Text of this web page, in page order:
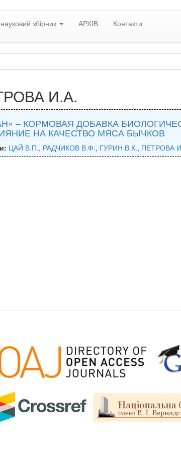
збірник АРХІВ Контакти
И.А.
– КОРМОВАЯ ДОБАВКА
НА КАЧЕСТВО МЯСА БЫЧКОВ
ЦАЙ В.П., РАДЧИКОВ В.Ф., ГУРИН В.К., ПЕТРОВА